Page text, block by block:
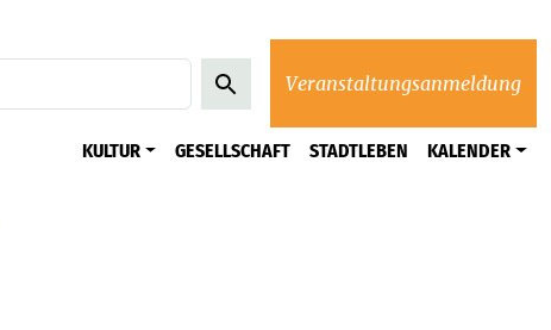
Veranstaltungsanmeldung
KULTUR GESELLSCHAFT STADTLEBEN KALENDER